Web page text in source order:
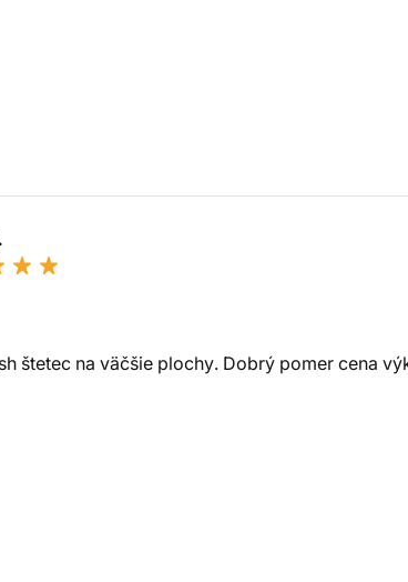
štetec na väčšie plochy. Dobrý pomer cena